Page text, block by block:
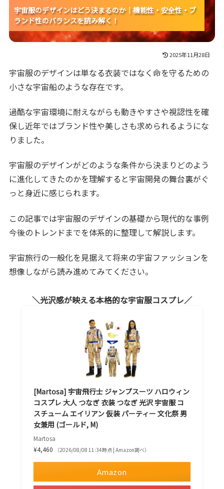
宇宙服のデザインはどう決まるのか｜機能性・安全性・ブ
ランド性のバランスを読み解く！
宇宙服のデザインはどう決まるのか｜機能性・安全性・ブ
ランド性のバランスを読み解く！
宇宙服のデザインはどう決まるのか｜機能性・安全性・ブ
ランド性のバランスを読み解く！
2025年11月28日
宇宙服のデザインは単なる衣装ではなく命を守るための
小さな宇宙船のような存在です。
過酷な宇宙環境に耐えながらも動きやすさや視認性を確
保し近年ではブランド性や美しさも求められるようにな
りました。
宇宙服のデザインがどのような条件から決まりどのよう
に進化してきたのかを理解すると宇宙開発の舞台裏がぐ
っと身近に感じられます。
この記事では宇宙服のデザインの基礎から現代的な事例
今後のトレンドまでを体系的に整理して解説します。
宇宙旅行の一般化を見据えて将来の宇宙ファッションを
想像しながら読み進めてみてください。
光沢感が映える本格的な宇宙服コスプレ
[Martosa] 宇宙飛行士 ジャンプスーツ ハロウィン
コスプレ 大人 つなぎ 衣装 つなぎ 光沢 宇宙服 コ
スチューム エイリアン 仮装 パーティー 文化祭 男
女兼用 (ゴールド, M)
Martosa
¥4,460
（2026/08/08 11:34時点 | Amazon調べ）
Amazon